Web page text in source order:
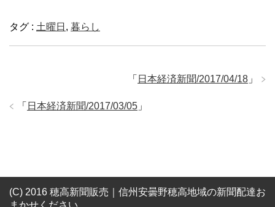
タグ : 土曜日 , 暮らし
「 日本経済新聞/2017/04/18 」
「 日本経済新聞/2017/03/05 」
(C) 2016 穂高新聞販売｜信州安曇野穂高地域の新聞配達お
まかせください